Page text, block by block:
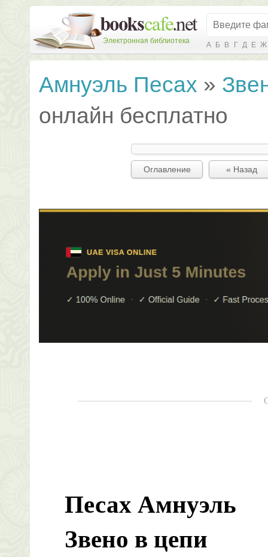
Электронная библиотека А Б В Г Д Е Ж
Амнуэль Песах »
онлайн бесплатно
Оглавление « Назад
Песах Амнуэль
Звено в цепи